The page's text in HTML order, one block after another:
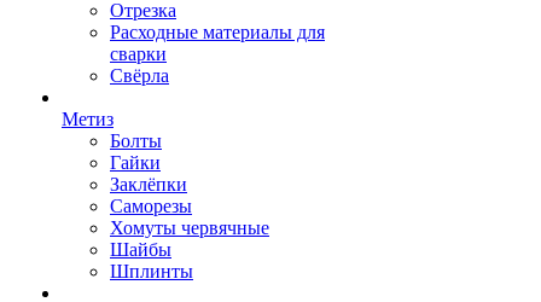
Отрезка
Расходные материалы для
сварки
Свёрла
Метиз
Болты
Гайки
Заклёпки
Саморезы
Хомуты червячные
Шайбы
Шплинты